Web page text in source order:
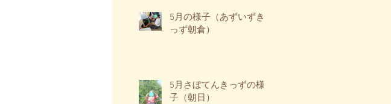
5月の様子（あずいずき
っず朝倉）
5月さぼてんきっずの様
子（朝日）